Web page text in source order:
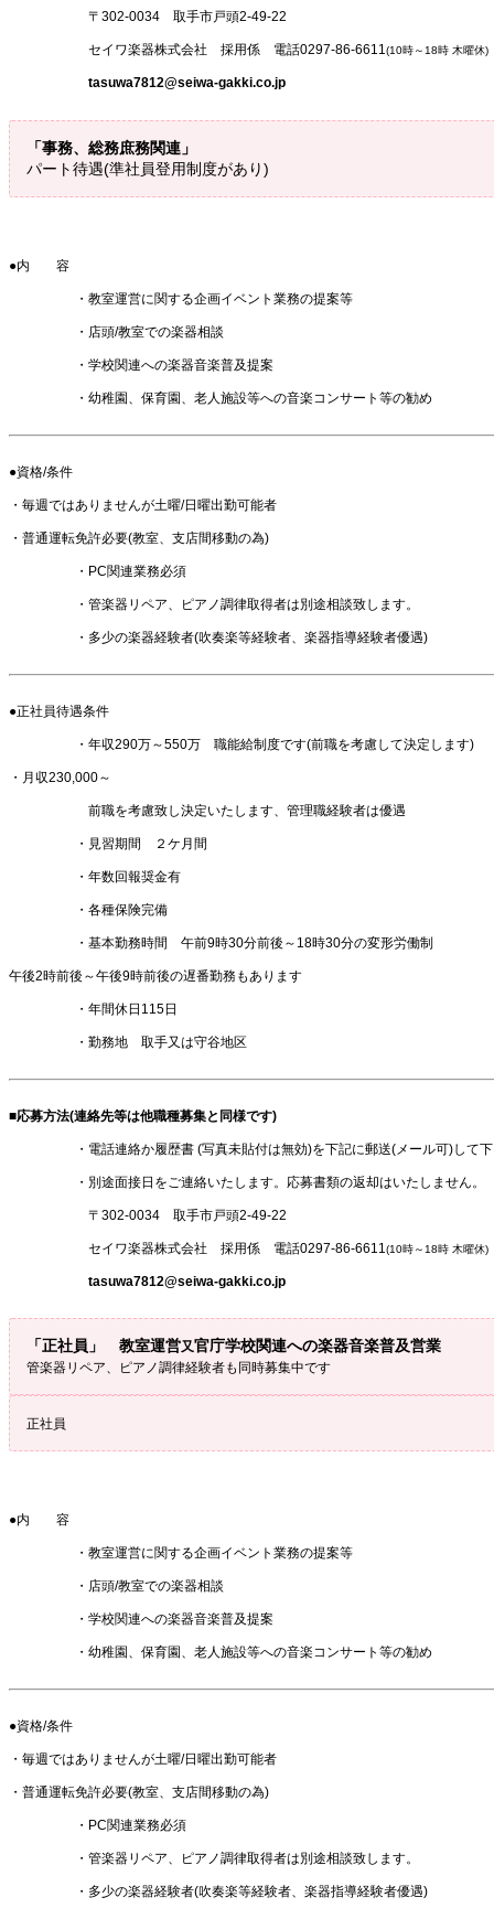
〒302-0034 取手市戸頭2-49-22
セイワ楽器株式会社 採用係 電話0297-86-6611(10時～18時 木曜休)
tasuwa7812@seiwa-gakki.co.jp
「事務、総務庶務関連」
パート待遇(準社員登用制度があり)
●内 容
・教室運営に関する企画イベント業務の提案等
・店頭/教室での楽器相談
・学校関連への楽器音楽普及提案
・幼稚園、保育園、老人施設等への音楽コンサート等の勧め
●資格/条件
・毎週ではありませんが土曜/日曜出勤可能者
・普通運転免許必要(教室、支店間移動の為)
・PC関連業務必須
・管楽器リペア、ピアノ調律取得者は別途相談致します。
・多少の楽器経験者(吹奏楽等経験者、楽器指導経験者優遇)
●正社員待遇条件
・年収290万～550万 職能給制度です(前職を考慮して決定します)
・月収230,000～
前職を考慮致し決定いたします、管理職経験者は優遇
・見習期間 ２ケ月間
・年数回報奨金有
・各種保険完備
・基本勤務時間 午前9時30分前後～18時30分の変形労働制
午後2時前後～午後9時前後の遅番勤務もあります
・年間休日115日
・勤務地 取手又は守谷地区
■応募方法(連絡先等は他職種募集と同様です)
・電話連絡か履歴書 (写真未貼付は無効)を下記に郵送(メール可)して
・別途面接日をご連絡いたします。応募書類の返却はいたしません。
〒302-0034 取手市戸頭2-49-22
セイワ楽器株式会社 採用係 電話0297-86-6611(10時～18時 木曜休)
tasuwa7812@seiwa-gakki.co.jp
「正社員」 教室運営又官庁学校関連への楽器音楽普及営業
管楽器リペア、ピアノ調律経験者も同時募集中です
正社員
●内 容
・教室運営に関する企画イベント業務の提案等
・店頭/教室での楽器相談
・学校関連への楽器音楽普及提案
・幼稚園、保育園、老人施設等への音楽コンサート等の勧め
●資格/条件
・毎週ではありませんが土曜/日曜出勤可能者
・普通運転免許必要(教室、支店間移動の為)
・PC関連業務必須
・管楽器リペア、ピアノ調律取得者は別途相談致します。
・多少の楽器経験者(吹奏楽等経験者、楽器指導経験者優遇)